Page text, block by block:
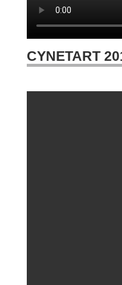
CYNETART